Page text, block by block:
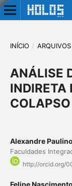
INÍCIO / ARQUIVOS
ANÁLISE
INDIRETA
Alexandre
Faculdades
http://orcid.org/